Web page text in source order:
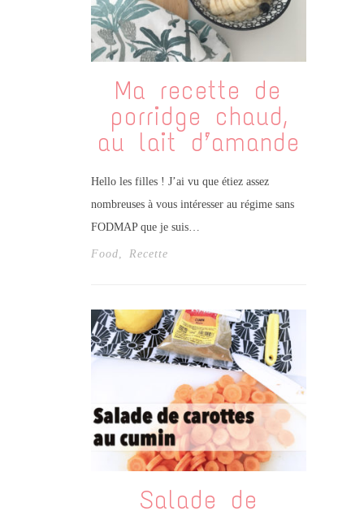
Ma recette de
porridge chaud,
au lait d’amande
Hello les filles ! J’ai vu que étiez assez
nombreuses à vous intéresser au régime sans
FODMAP que je suis…
Food Recette
Salade de